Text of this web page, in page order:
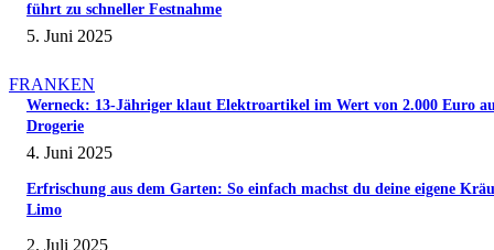
führt zu schneller Festnahme
5. Juni 2025
FRANKEN
Werneck: 13-Jähriger klaut Elektroartikel im Wert von 2.000 Euro
Drogerie
4. Juni 2025
Erfrischung aus dem Garten: So einfach machst du deine eigene
Limo
2. Juli 2025